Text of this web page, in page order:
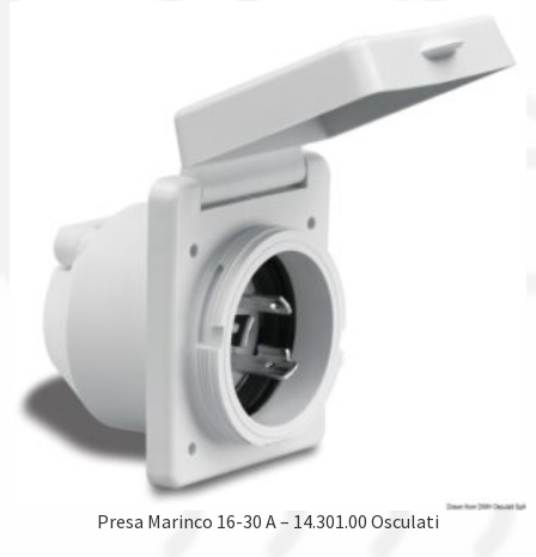
Presa Marinco 16-30 A – 14.301.00 Osculati